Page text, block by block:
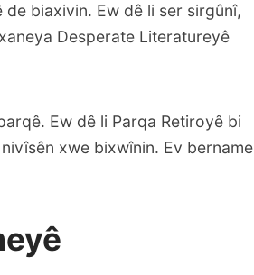
de biaxivin. Ew dê li ser sirgûnî,
Desperate Literatureyê
Ew dê li Parqa Retiroyê bi
xwe bixwînin. Ev bername